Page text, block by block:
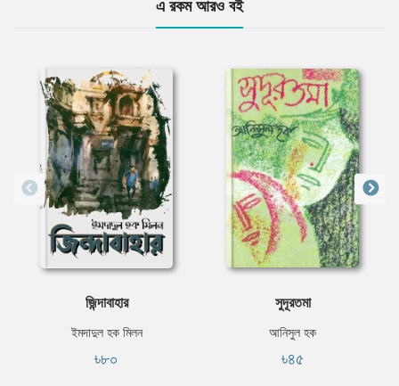
এ রকম আরও বই
জিন্দাবাহার
ইমদাদুল হক মিলন
৳৮০
সুদূরতমা
আনিসুল হক
৳৪৫